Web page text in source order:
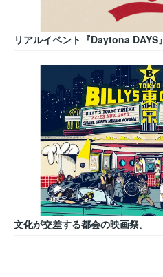
リアルイベント『Daytona DAYS』
文化が交差する都会の映画祭。